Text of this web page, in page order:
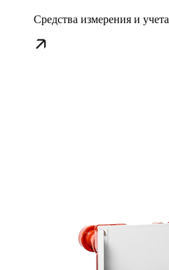
Средства измерения и учета